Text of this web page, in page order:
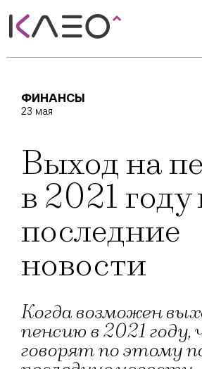
ФИНАНСЫ
23 мая
Выход на
в 2021 году
последние
новости
Когда возможен
пенсию в 2021 году,
говорят по этому